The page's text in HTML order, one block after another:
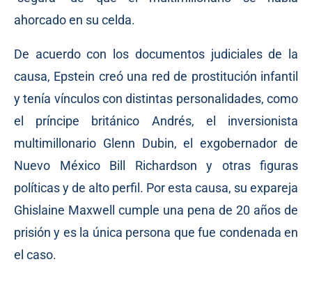
ahorcado en su celda.
De acuerdo con los documentos judiciales de la
causa, Epstein creó una red de prostitución infantil
y tenía vínculos con distintas personalidades, como
el príncipe británico Andrés, el inversionista
multimillonario Glenn Dubin, el exgobernador de
Nuevo México Bill Richardson y otras figuras
políticas y de alto perfil. Por esta causa, su expareja
Ghislaine Maxwell cumple una pena de 20 años de
prisión y es la única persona que fue condenada en
el caso.